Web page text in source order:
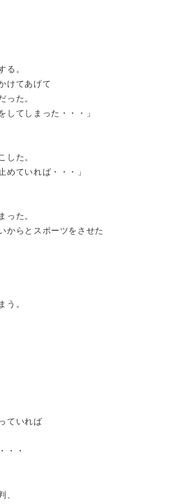
る。
けてあげて
った。
してしまった・・・」
した。
めていれば・・・」
った。
からとスポーツをさせた
う。
ていれば
・・
、